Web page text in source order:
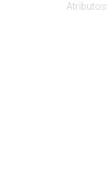
Atributos: